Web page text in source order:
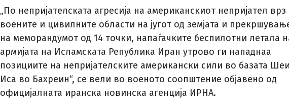
„По непријателската агресија на американскиот непријател врз
воените и цивилните области на југот од земјата и
на меморандумот од 14 точки, напаѓачките беспилотни летала
армијата на Исламската Република Иран утрово ги нападнаа
позициите на непријателските американски сили во базата
Иса во Бахреин“, се вели во военото соопштение објавено од
официјалната иранска новинска агенција ИРНА.